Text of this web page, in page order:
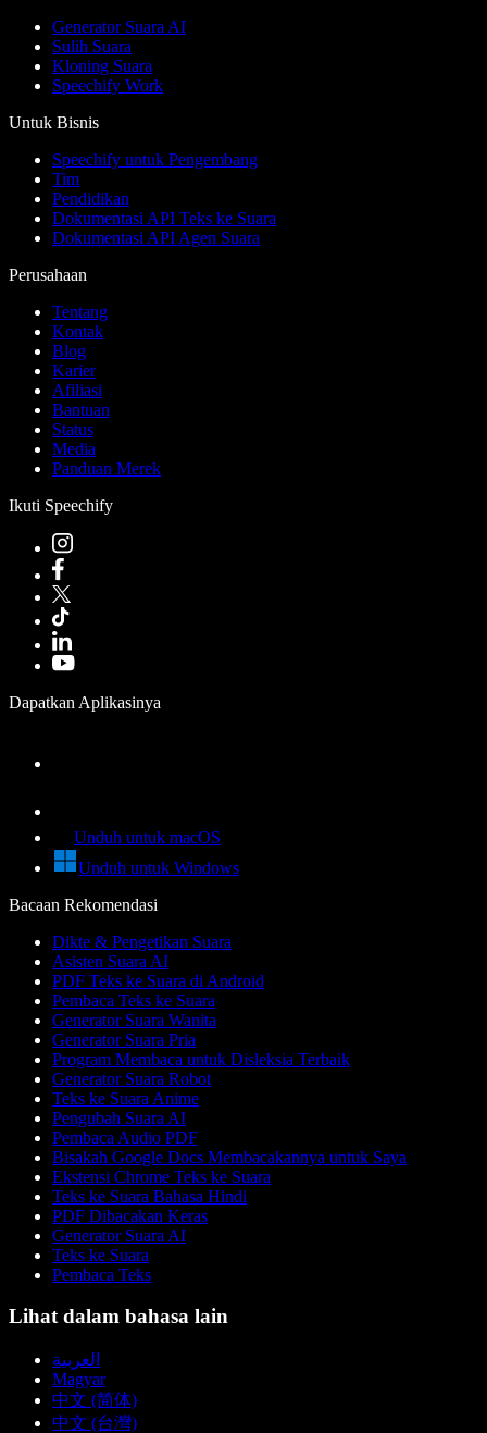
Generator Suara AI
Sulih Suara
Kloning Suara
Speechify Work
Untuk Bisnis
Speechify untuk Pengembang
Tim
Pendidikan
Dokumentasi API Teks ke Suara
Dokumentasi API Agen Suara
Perusahaan
Tentang
Kontak
Blog
Karier
Afiliasi
Bantuan
Status
Media
Panduan Merek
Ikuti Speechify
Dapatkan Aplikasinya
Unduh untuk macOS
Unduh untuk Windows
Bacaan Rekomendasi
Dikte & Pengetikan Suara
Asisten Suara AI
PDF Teks ke Suara di Android
Pembaca Teks ke Suara
Generator Suara Wanita
Generator Suara Pria
Program Membaca untuk Disleksia Terbaik
Generator Suara Robot
Teks ke Suara Anime
Pengubah Suara AI
Pembaca Audio PDF
Bisakah Google Docs Membacakannya untuk Saya
Ekstensi Chrome Teks ke Suara
Teks ke Suara Bahasa Hindi
PDF Dibacakan Keras
Generator Suara AI
Teks ke Suara
Pembaca Teks
Lihat dalam bahasa lain
العربية
Magyar
中文 (简体)
中文 (台灣)